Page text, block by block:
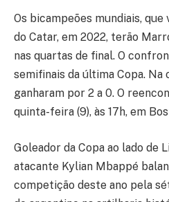
Os bicampeões mundiais, que
do Catar, em 2022, terão
nas quartas de final. O
semifinais da última Copa. Na
ganharam por 2 a 0. O
quinta-feira (9), às 17h, em
Goleador da Copa ao lado de
atacante Kylian Mbappé
competição deste ano pela